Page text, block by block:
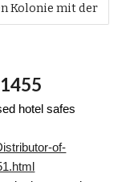
Kolonie mit der
hotel safes
of-